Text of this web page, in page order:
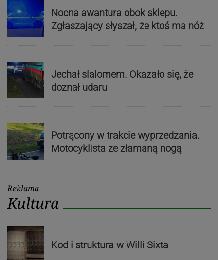
Nocna awantura obok sklepu.
Zgłaszający słyszał, że ktoś ma nóż
Jechał slalomem. Okazało się, że
doznał udaru
Potrącony w trakcie wyprzedzania.
Motocyklista ze złamaną nogą
Reklama
Kultura
Kod i struktura w Willi Sixta